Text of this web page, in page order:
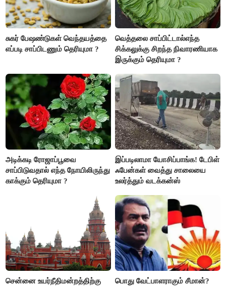
சுகர் பேஷண்டுகள் வெந்தயத்தை
எப்படி சாப்பிடணும் தெரியுமா ?
வெத்தலை சாப்பிட்டால்எந்த
சிக்கலுக்கு சிறந்த நிவாரணியாக
இருக்கும் தெரியுமா ?
அடிக்கடி ரோஜாப்பூவை
சாப்பிடுவதால் எந்த நோயிலிருந்து
காக்கும் தெரியுமா ?
இப்படிலாமா யோசிப்பாங்க! டேபிள்
ஃபேன்கள் வைத்து சாலையை
உலர்த்தும் வடக்கன்ஸ்
சென்னை உயர்நீதிமன்றத்திற்கு
பொது வேட்பாளராகும் சீமான்?